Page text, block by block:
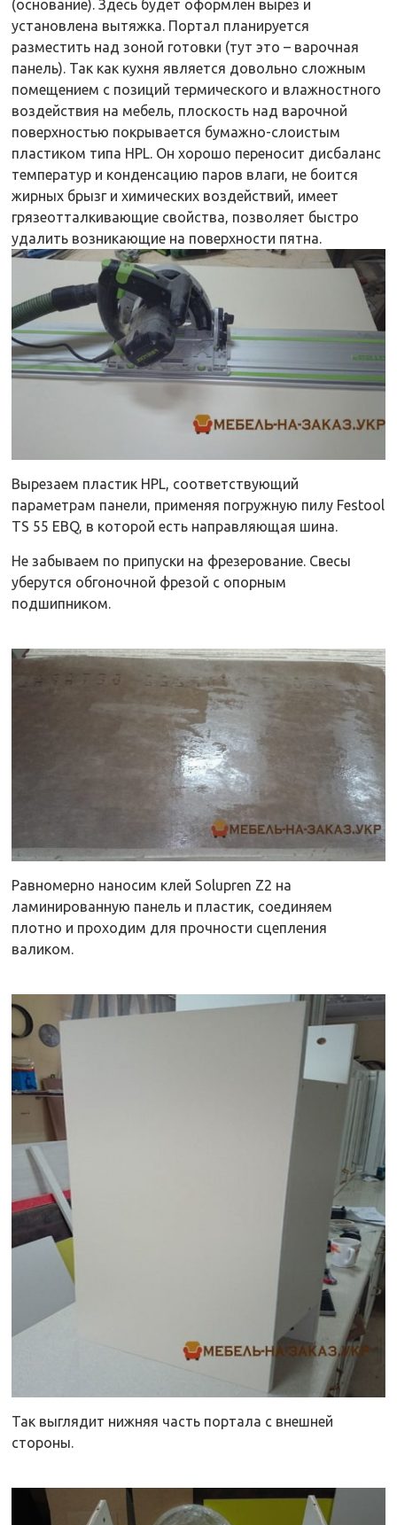
(основание). Здесь будет оформлен вырез и
установлена вытяжка. Портал планируется
разместить над зоной готовки (тут это – варочная
панель). Так как кухня является довольно сложным
помещением с позиций термического и влажностного
воздействия на мебель, плоскость над варочной
поверхностью покрывается бумажно-слоистым
пластиком типа HPL. Он хорошо переносит дисбаланс
температур и конденсацию паров влаги, не боится
жирных брызг и химических воздействий, имеет
грязеотталкивающие свойства, позволяет быстро
удалить возникающие на поверхности пятна.
Вырезаем пластик HPL, соответствующий
параметрам панели, применяя погружную пилу Festool
TS 55 EBQ, в которой есть направляющая шина.
Не забываем по припуски на фрезерование. Свесы
уберутся обгоночной фрезой с опорным
подшипником.
Равномерно наносим клей Solupren Z2 на
ламинированную панель и пластик, соединяем
плотно и проходим для прочности сцепления
валиком.
Так выглядит нижняя часть портала с внешней
стороны.